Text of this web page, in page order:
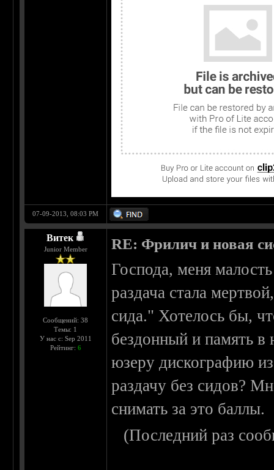
07-09-2013, 08:03 PM
Витек
Junior Member
Сообщений: 38
Темы: 1
У нас с: Sep 2011
Рейтинг: 6
RE: Фрилич и новая
Господа, меня
раздача стала
сида." Хотелось бы,
бездонный и память в
юзеру дискографию
раздачу без сидов?
снимать за это баллы.
(Последний раз